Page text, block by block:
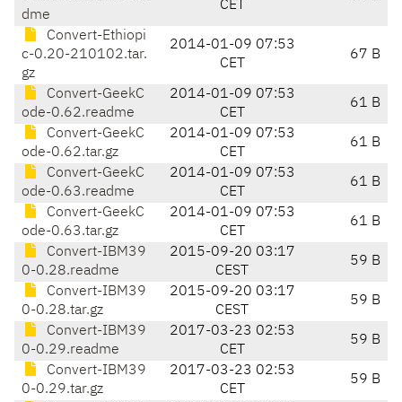
dme
CET
Convert-Ethiopi
c-0.20-210102.tar.
gz
2014-01-09 07:53
CET
67 B
Convert-GeekC
ode-0.62.readme
2014-01-09 07:53
CET
61 B
Convert-GeekC
ode-0.62.tar.gz
2014-01-09 07:53
CET
61 B
Convert-GeekC
ode-0.63.readme
2014-01-09 07:53
CET
61 B
Convert-GeekC
ode-0.63.tar.gz
2014-01-09 07:53
CET
61 B
Convert-IBM39
0-0.28.readme
2015-09-20 03:17
CEST
59 B
Convert-IBM39
0-0.28.tar.gz
2015-09-20 03:17
CEST
59 B
Convert-IBM39
0-0.29.readme
2017-03-23 02:53
CET
59 B
Convert-IBM39
0-0.29.tar.gz
2017-03-23 02:53
CET
59 B